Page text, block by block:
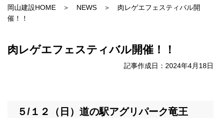
岡山建設HOME ＞ NEWS ＞ 肉レゲエフェスティバル開
催！！
肉レゲエフェスティバル開催！！
記事作成日：2024年4月18日
５/１２（日）道の駅アグリパーク竜王